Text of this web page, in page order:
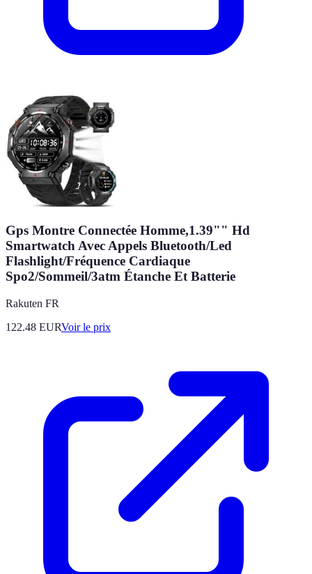
Gps Montre Connectée Homme,1.39"" Hd
Smartwatch Avec Appels Bluetooth/Led
Flashlight/Fréquence Cardiaque
Spo2/Sommeil/3atm Étanche Et Batterie
Rakuten FR
122.48 EURVoir le prix